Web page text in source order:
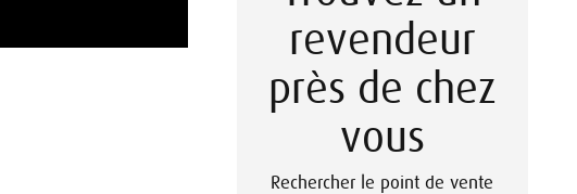
revendeur
près de chez
vous
Rechercher le point de vente